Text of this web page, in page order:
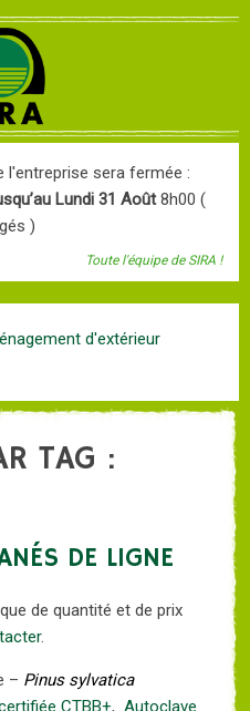
sera fermée :
Lundi 31 Août8h00 (
)
Toute l'équipe de SIRA !
d'extérieur
TAG :
DE LIGNE
de quantité et de prix
.
– Pinus sylvatica
CTBB+, Autoclave